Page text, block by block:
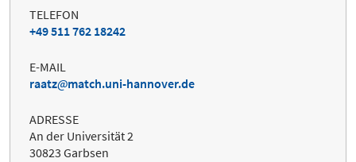
TELEFON
+49 511 762 18242
E-MAIL
raatz
match.uni-hannover.de
ADRESSE
An der Universität 2
30823 Garbsen